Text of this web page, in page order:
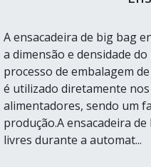
A ensacadeira de big bag
a dimensão e densidade
processo de embalagem
é utilizado diretamente
alimentadores, sendo um
produção.A ensacadeira
livres durante a automat...